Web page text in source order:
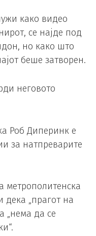
како видео
се најде под
но како што
беше затворен.
неговото
Роб Диперинк е
за натпреварите
метрополитенска
дека „прагот на
„нема да се